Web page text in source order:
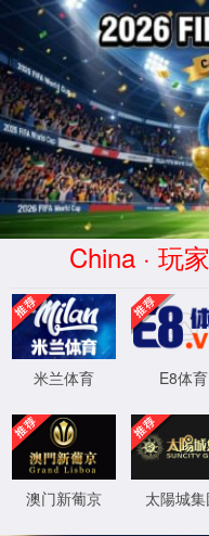
1862金沙集团
首 页